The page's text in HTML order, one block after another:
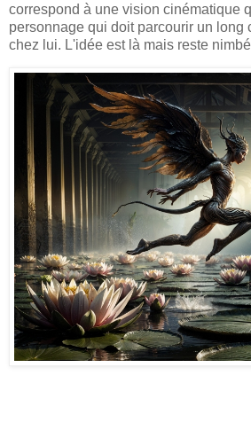
correspond à une vision cinématique
personnage qui doit parcourir un long
chez lui. L'idée est là mais reste